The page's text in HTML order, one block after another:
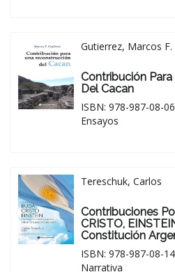
Gutierrez, Marcos F.
Contribución
Del Cacan
ISBN: 978-987-08-
Ensayos
Tereschuk, Carlos
Contribuciones
CRISTO,
Constitución
ISBN: 978-987-08-
Narrativa